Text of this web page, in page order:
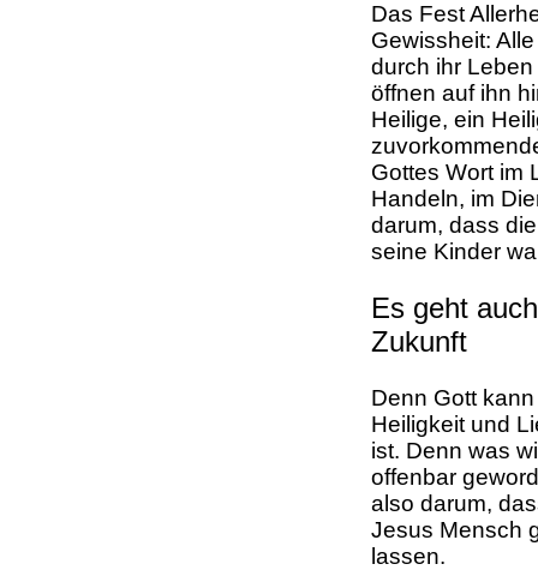
Das Fest
Gewissheit:
durch ihr
öffnen auf ihn
Heilige, ein
Gottes Wort im
Handeln, im
darum, dass
seine Kinder
Es geht
Zukunft
Denn Gott
Heiligkeit und
ist. Denn was
offenbar
also darum,
Jesus Mensch
lassen.